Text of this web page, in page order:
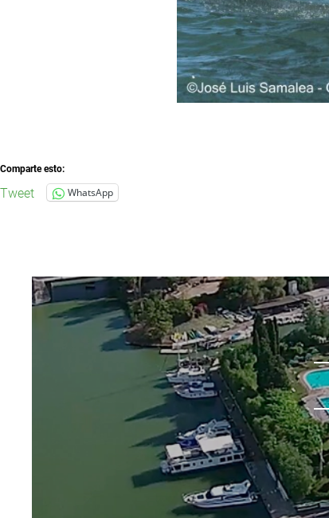
Comparte esto:
Tweet WhatsApp